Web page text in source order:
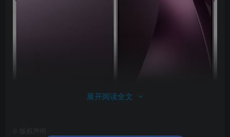
展开阅读全文
版权声明